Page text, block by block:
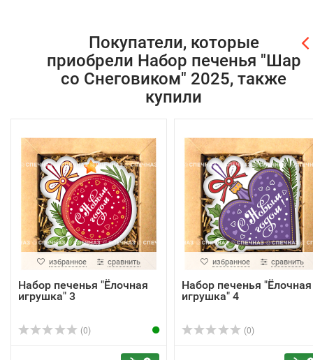
Покупатели, которые
приобрели Набор печенья "Шар
со Снеговиком" 2025, также
купили
избранное сравнить
Набор печенья "Ёлочная
игрушка" 3
(0)
избранное сравнить
Набор печенья "Ёлочная
игрушка" 4
(0)